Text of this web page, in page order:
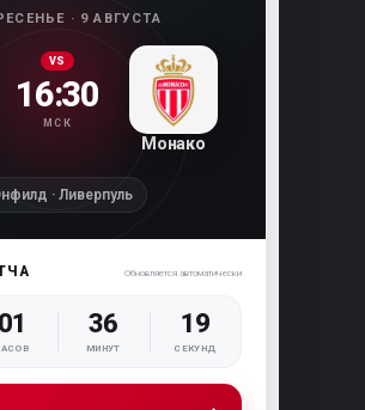
· 9 АВГУСТА
VS
16:30
МСК
Монако
· Ливерпуль
Обновляется автоматически
01 36
МИНУТ
18
СЕКУНД